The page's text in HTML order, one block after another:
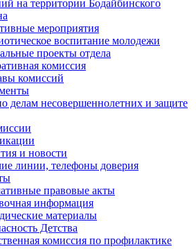
на территории Бодайбинского
мероприятия
воспитание молодежи
проекты отдела
комиссия
комиссий
делам несовершеннолетних и защите
и новости
линии, телефоны доверия
правовые акты
информация
материалы
Детства
комиссия по профилактике